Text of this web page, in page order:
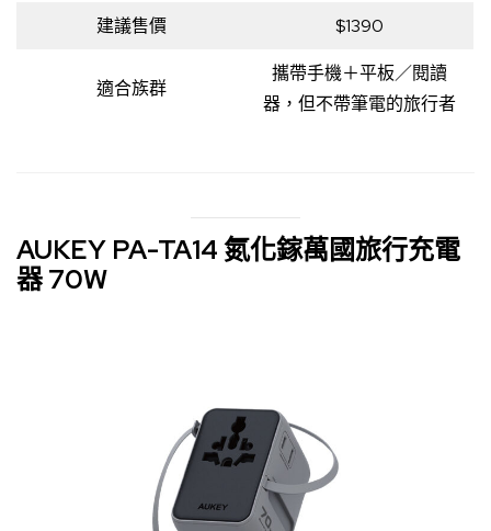
建議售價 $1390
適合族群
攜帶手機＋平板／閱讀
器，但不帶筆電的旅行者
AUKEY PA-TA14 氮化鎵萬國旅行充電
器 70W